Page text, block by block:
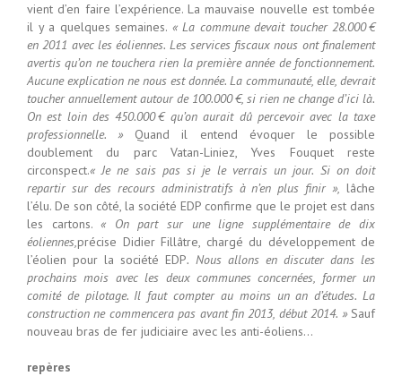
vient d’en faire l’expérience. La mauvaise nouvelle est tombée
il y a quelques semaines. « La commune devait toucher 28.000 €
en 2011 avec les éoliennes. Les services fiscaux nous ont finalement
avertis qu’on ne touchera rien la première année de fonctionnement.
Aucune explication ne nous est donnée. La communauté, elle, devrait
toucher annuellement autour de 100.000 €, si rien ne change d’ici là.
On est loin des 450.000 € qu’on aurait dû percevoir avec la taxe
professionnelle. » Quand il entend évoquer le possible
doublement du parc Vatan-Liniez, Yves Fouquet reste
circonspect.« Je ne sais pas si je le verrais un jour. Si on doit
repartir sur des recours administratifs à n’en plus finir », lâche
l’élu. De son côté, la société EDP confirme que le projet est dans
les cartons.« On part sur une ligne supplémentaire de dix
éoliennes,précise Didier Fillâtre, chargé du développement de
l’éolien pour la société EDP. Nous allons en discuter dans les
prochains mois avec les deux communes concernées, former un
comité de pilotage. Il faut compter au moins un an d’études. La
construction ne commencera pas avant fin 2013, début 2014. »Sauf
nouveau bras de fer judiciaire avec les anti-éoliens…
repères